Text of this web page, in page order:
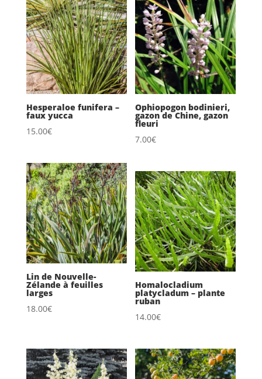
Hesperaloe funifera –
faux yucca
15.00€
Ophiopogon bodinieri,
gazon de Chine, gazon
fleuri
7.00€
Lin de Nouvelle-
Zélande à feuilles
larges
18.00€
Homalocladium
platycladum – plante
ruban
14.00€